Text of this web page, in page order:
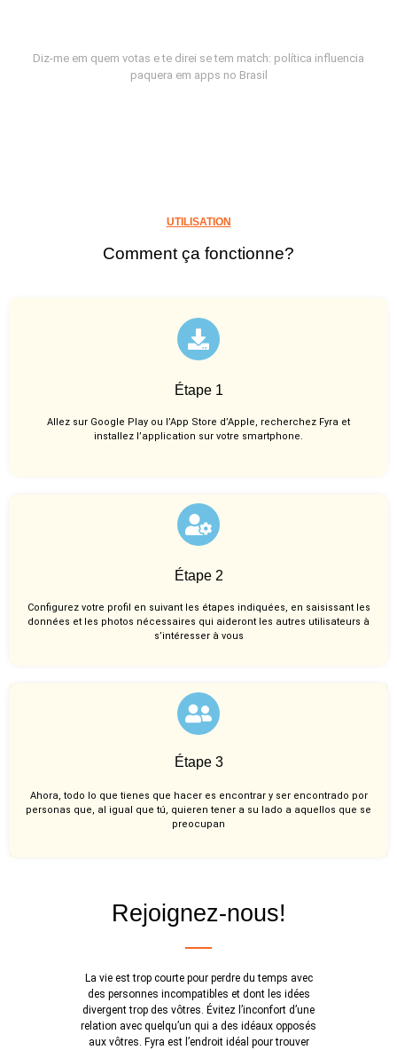
Diz-me em quem votas e te direi se tem match: política influencia
paquera em apps no Brasil
UTILISATION
Comment ça fonctionne?
Étape 1
Allez sur Google Play ou l’App Store d’Apple, recherchez Fyra et
installez l’application sur votre smartphone.
Étape 2
Configurez votre profil en suivant les étapes indiquées, en saisissant les
données et les photos nécessaires qui aideront les autres utilisateurs à
s’intéresser à vous
Étape 3
Ahora, todo lo que tienes que hacer es encontrar y ser encontrado por
personas que, al igual que tú, quieren tener a su lado a aquellos que se
preocupan
Rejoignez-nous!
La vie est trop courte pour perdre du temps avec
des personnes incompatibles et dont les idées
divergent trop des vôtres. Évitez l’inconfort d’une
relation avec quelqu’un qui a des idéaux opposés
aux vôtres. Fyra est l’endroit idéal pour trouver